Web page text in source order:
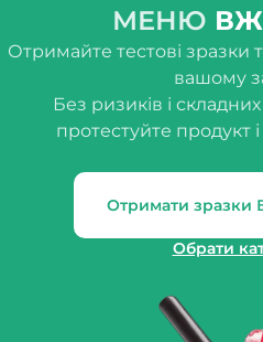
МЕНЮ
Отримайте тестові зразки
вашому
Без ризиків і
протестуйте продукт
Отримати
Обрати